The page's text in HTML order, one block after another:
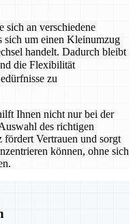
sich an verschiedene
sich um einen Kleinumzug
handelt. Dadurch bleibt
die Flexibilität
zu
Ihnen nicht nur bei der
des richtigen
fördert Vertrauen und sorgt
können, ohne sich